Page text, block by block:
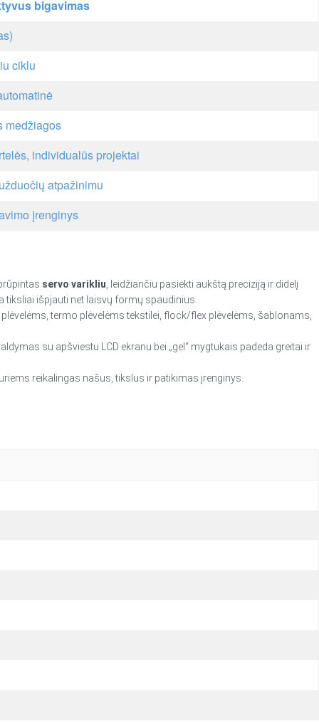
bigavimas
ciklu
medžiagos
individualūs projektai
atpažinimu
įrenginys
servo varikliu , leidžiančiu pasiekti aukštą preciziją ir didelį
išpjauti net laisvų formų spaudinius.
termo plėvelėms tekstilei, flock/flex plėvelėms, šablonams,
su apšviestu LCD ekranu bei „gel“ mygtukais padeda greitai ir
reikalingas našus, tikslus ir patikimas įrenginys.